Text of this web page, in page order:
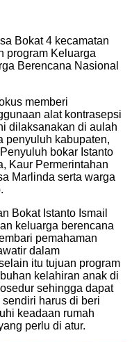
Bokat 4 kecamatan
program Keluarga
Berencana Nasional
memberi
alat kontrasepsi
dilaksanakan di aulah
penyuluh kabupaten,
bokar Istanto
Kaur Permerintahan
Marlinda serta warga
Bokat Istanto Ismail
keluarga berencana
pemahaman
dalam
itu tujuan program
kelahiran anak di
sehingga dapat
harus di beri
keadaan rumah
perlu di atur.